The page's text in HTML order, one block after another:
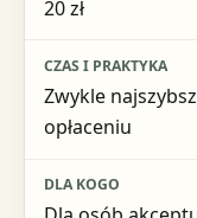
20 zł
Zwykle
opłaceniu